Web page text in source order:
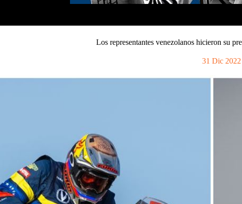
Los representantes venezolanos hicieron su
31 Dic 2022